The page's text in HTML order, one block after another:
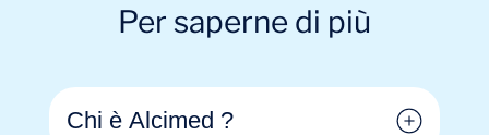
Per saperne di più
Chi è Alcimed ?